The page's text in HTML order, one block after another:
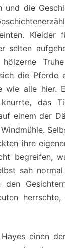
und die
Kleider
selten
die Pferde
wie alle hier.
das
einem der
ihre
begreifen,
sah
einen